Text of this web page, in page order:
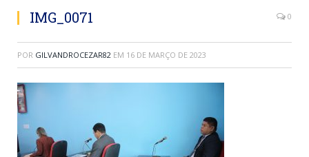
IMG_0071 0
POR GILVANDROCEZAR82 EM 16 DE MARÇO DE 2023